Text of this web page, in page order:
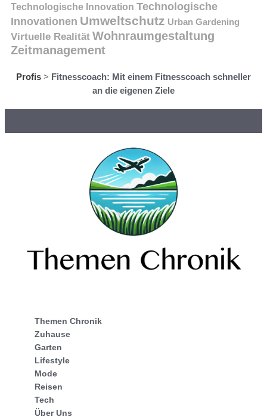
Technologische Innovation Technologische
Innovationen Umweltschutz Urban Gardening
Virtuelle Realität Wohnraumgestaltung
Zeitmanagement
Profis > Fitnesscoach: Mit einem Fitnesscoach schneller
an die eigenen Ziele
Themen Chronik
Zuhause
Garten
Lifestyle
Mode
Reisen
Tech
Über Uns